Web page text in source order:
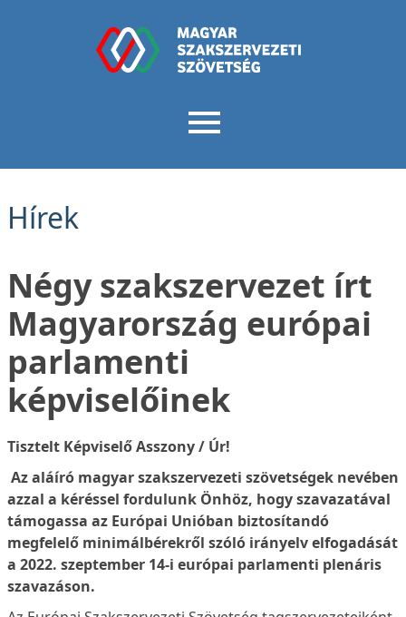
Hírek
Négy szakszervezet írt
Magyarország európai
parlamenti
képviselőinek
Tisztelt Képviselő Asszony / Úr!
Az aláíró magyar szakszervezeti szövetségek nevében
azzal a kéréssel fordulunk Önhöz, hogy szavazatával
támogassa az Európai Unióban biztosítandó
megfelelő minimálbérekről szóló irányelv elfogadását
a 2022. szeptember 14-i európai parlamenti plenáris
szavazáson.